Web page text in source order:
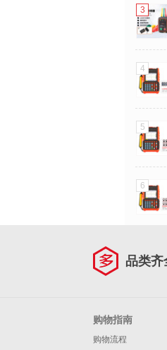
3
4
5
6
品类
购物指南
购物流程